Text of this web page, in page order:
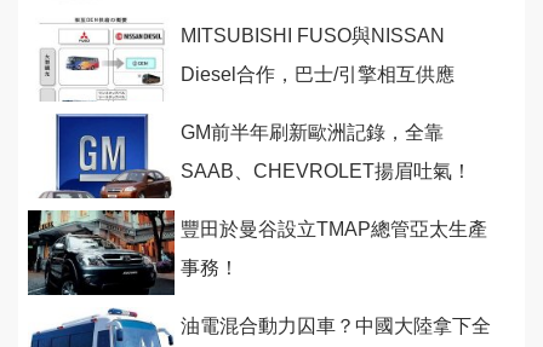
MITSUBISHI FUSO與NISSAN
Diesel合作，巴士/引擎相互供應
GM前半年刷新歐洲記錄，全靠
SAAB、CHEVROLET揚眉吐氣！
豐田於曼谷設立TMAP總管亞太生產
事務！
油電混合動力囚車？中國大陸拿下全